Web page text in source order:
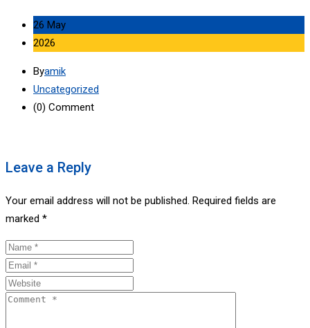
26 May
2026
Byamik
Uncategorized
(0) Comment
Leave a Reply
Your email address will not be published. Required fields are
marked *